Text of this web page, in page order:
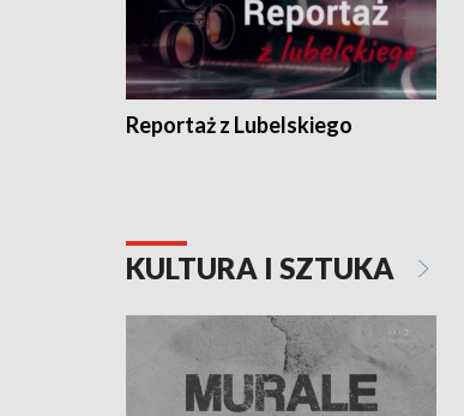
Reportaż z Lubelskiego
KULTURA I SZTUKA